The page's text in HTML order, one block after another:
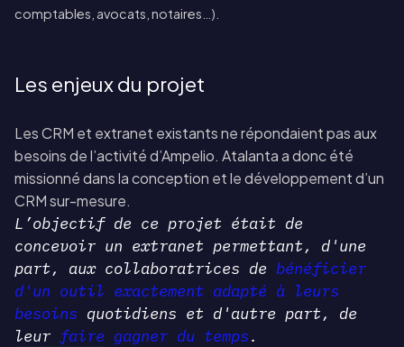
comptables, avocats, notaires…).
Les enjeux du projet
Les CRM et extranet existants ne répondaient pas aux
besoins de l’activité d’Ampelio. Atalanta a donc été
missionné dans la conception et le développement d’un
CRM sur-mesure.
L’objectif de ce projet était de
concevoir un extranet permettant, d'une
part, aux collaboratrices de bénéficier
d'un outil exactement adapté à leurs
besoins quotidiens et d'autre part, de
leur faire gagner du temps.